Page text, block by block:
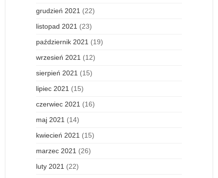
grudzień 2021 (22)
listopad 2021 (23)
październik 2021 (19)
wrzesień 2021 (12)
sierpień 2021 (15)
lipiec 2021 (15)
czerwiec 2021 (16)
maj 2021 (14)
kwiecień 2021 (15)
marzec 2021 (26)
luty 2021 (22)